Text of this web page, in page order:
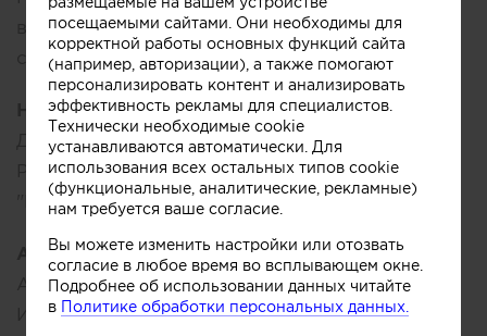
версии журнала SALON interior (выставочный
стенд САГАРТИ, АРТДОМ 2024)
Награды:
Диплом 1 степени Международного конкурса
PREMIO DECOR DESIGN-2011 в номинации
"Квартира/загородный дом" (г. Москва)
Ассоциации:
Ассоциация Дизайнеров и Декораторов
Интерьера (ADDI)
посещаемыми сайтами. Они необходимы для
корректной работы основных функций сайта
(например, авторизации), а также помогают
персонализировать контент и анализировать
эффективность рекламы для специалистов.
Технически необходимые cookie
устанавливаются автоматически. Для
использования всех остальных типов cookie
(функциональные, аналитические, рекламные)
нам требуется ваше согласие.
Вы можете изменить настройки или отозвать
согласие в любое время во всплывающем окне.
Подробнее об использовании данных читайте
в Политике обработки персональных данных.